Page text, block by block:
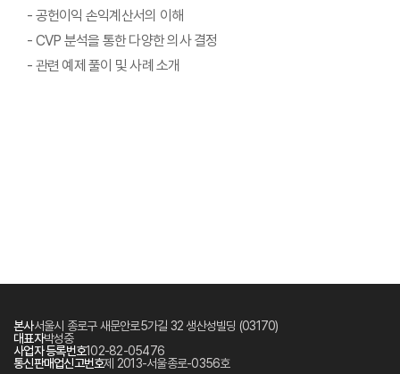
- 공헌이익 손익계산서의 이해
- CVP 분석을 통한 다양한 의사 결정
- 관련 예제 풀이 및 사례 소개
본사서울시 종로구 새문안로5가길 32 생산성빌딩 (03170)
대표자박성중
사업자 등록번호102-82-05476
통신판매업신고번호제 2013-서울종로-0356호